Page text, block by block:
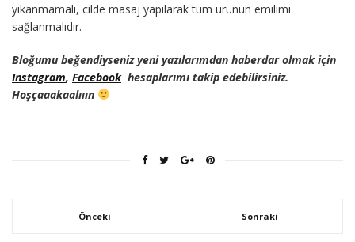
yıkanmamalı, cilde masaj yapılarak tüm ürünün emilimi
sağlanmalıdır.
Bloğumu beğendiyseniz yeni yazılarımdan haberdar olmak için
Instagram, Facebookhesaplarımı takip edebilirsiniz.
Hoşçaaakaalııın
Önceki Sonraki